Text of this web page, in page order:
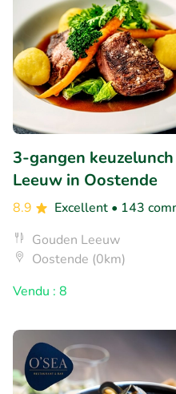
3-gangen
Leeuw in Oostende
8.9 Excellent • 143
Gouden Leeuw
Oostende (0km)
Vendu : 8